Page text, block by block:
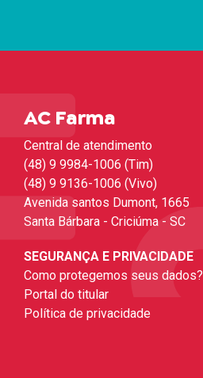
AC Farma
Central de atendimento
(48) 9 9984-1006 (Tim)
(48) 9 9136-1006 (Vivo)
Avenida santos Dumont, 1665
Santa Bárbara - Criciúma - SC
SEGURANÇA E PRIVACIDADE
Como protegemos seus dados?
Portal do titular
Política de privacidade